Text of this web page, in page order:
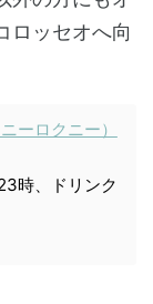
ロッセオへ向
ーロクニー）
時、ドリンク